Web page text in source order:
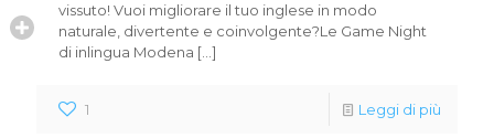
vissuto! Vuoi migliorare il tuo inglese in modo
naturale, divertente e coinvolgente?Le Game Night
di inlingua Modena […]
1 Leggi di più